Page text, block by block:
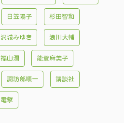
日笠陽子 杉田智和
沢城みゆき 浪川大輔
福山潤 能登麻美子
諏訪部順一 講談社
電撃